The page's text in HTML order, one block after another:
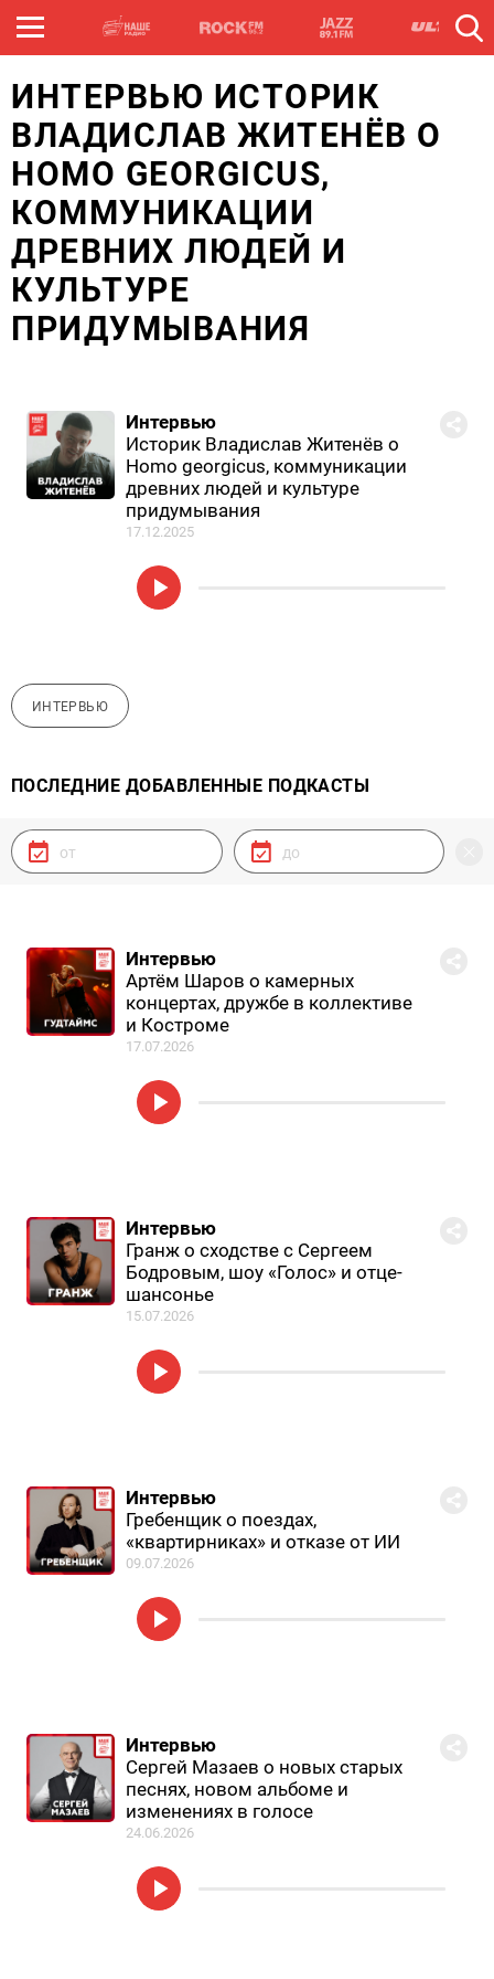
ИНТЕРВЬЮ ИСТОРИК
ВЛАДИСЛАВ ЖИТЕНЁВ О
HOMO GEORGICUS,
КОММУНИКАЦИИ
ДРЕВНИХ ЛЮДЕЙ И
КУЛЬТУРЕ
ПРИДУМЫВАНИЯ
Интервью
Историк Владислав Житенёв о
Homo georgicus, коммуникации
древних людей и культуре
придумывания
17.12.2025
ИНТЕРВЬЮ
ПОСЛЕДНИЕ ДОБАВЛЕННЫЕ ПОДКАСТЫ
Интервью
Артём Шаров о камерных
концертах, дружбе в коллективе
и Костроме
17.07.2026
Интервью
Гранж о сходстве с Сергеем
Бодровым, шоу «Голос» и отце-
шансонье
15.07.2026
Интервью
Гребенщик о поездах,
«квартирниках» и отказе от ИИ
09.07.2026
Интервью
Сергей Мазаев о новых старых
песнях, новом альбоме и
изменениях в голосе
24.06.2026